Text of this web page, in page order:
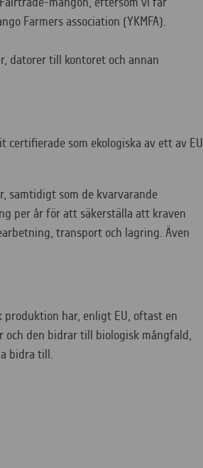
Farmers association (YKMFA).
datorer till kontoret och annan
som ekologiska av ett av EU
samtidigt som de kvarvarande
per år för att säkerställa att kraven
transport och lagring. Även
produktion har, enligt EU, oftast en
och den bidrar till biologisk mångfald,
bidra till.